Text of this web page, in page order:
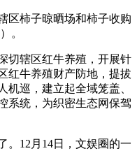
柿子晾晒场和柿子收购
。
辖区红牛养殖，开展针
红牛养殖财产防地，提拔
机巡，建立起全域笼盖、
系统，为织密生态网保驾
12月14日，文娱圈的一